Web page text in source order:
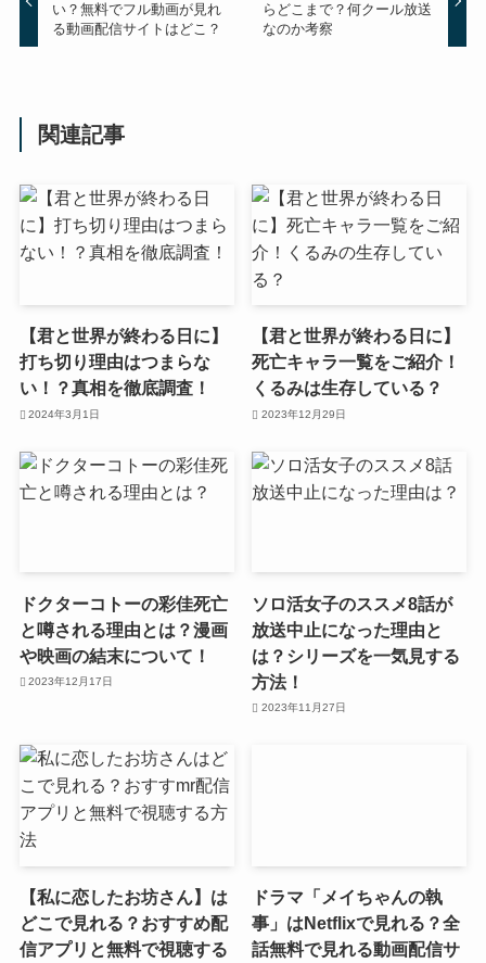
い？無料でフル動画が見れ
る動画配信サイトはどこ？
らどこまで？何クール放送
なのか考察
関連記事
【君と世界が終わる日に】
打ち切り理由はつまらな
い！？真相を徹底調査！
2024年3月1日
【君と世界が終わる日に】
死亡キャラ一覧をご紹介！
くるみは生存している？
2023年12月29日
ドクターコトーの彩佳死亡
と噂される理由とは？漫画
や映画の結末について！
2023年12月17日
ソロ活女子のススメ8話が
放送中止になった理由と
は？シリーズを一気見する
方法！
2023年11月27日
【私に恋したお坊さん】は
どこで見れる？おすすめ配
信アプリと無料で視聴する
ドラマ「メイちゃんの執
事」はNetflixで見れる？全
話無料で見れる動画配信サ